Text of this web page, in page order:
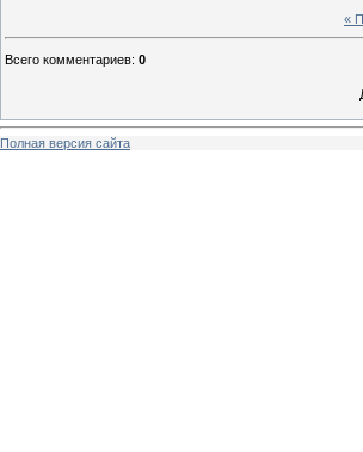
«
Всего комментариев: 0
Полная версия сайта